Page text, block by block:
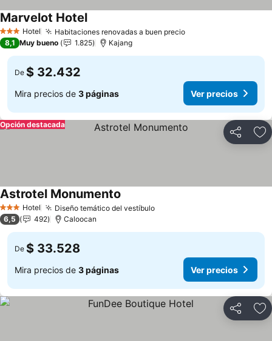
3 Estrellas
Hotel Habitaciones renovadas a buen precio
Marvelot Hotel
8,1 Muy bueno 1.825 Kajang
De $ 32.432
Mira precios de 3 páginas Ver precios
Compartir
Opción destacada
3 Estrellas
Hotel Diseño temático del vestíbulo
Astrotel Monumento
6,5 492 Caloocan
De $ 33.528
Mira precios de 3 páginas Ver precios
Compartir